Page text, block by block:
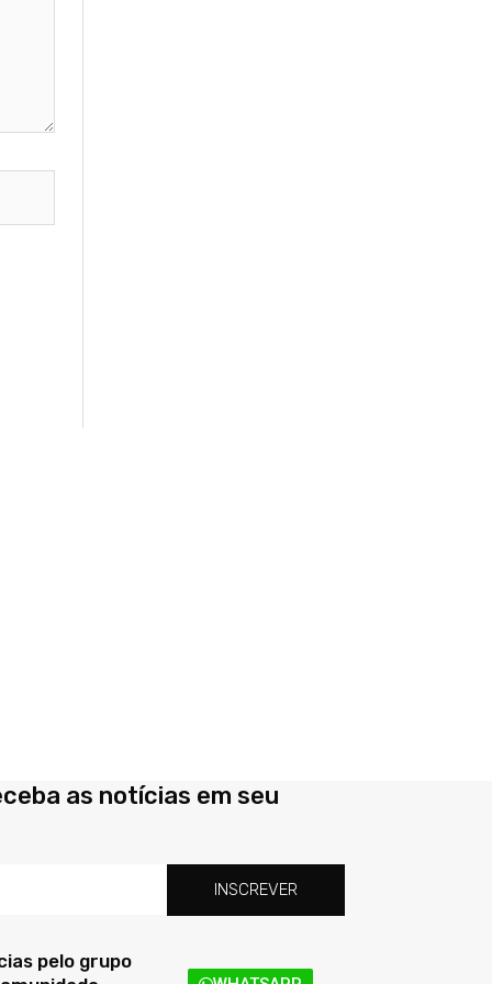
as notícias em seu
INSCREVER
pelo grupo